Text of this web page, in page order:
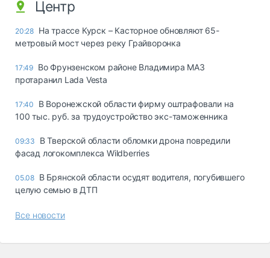
Центр
20:28 На трассе Курск – Касторное обновляют 65-
метровый мост через реку Грайворонка
17:49 Во Фрунзенском районе Владимира МАЗ
протаранил Lada Vesta
17:40
В Воронежской области фирму оштрафовали на
100 тыс. руб. за трудоустройство экс-таможенника
09:33
В Тверской области обломки дрона повредили
фасад логокомплекса Wildberries
05.08 В Брянской области осудят водителя, погубившего
целую семью в ДТП
Все новости